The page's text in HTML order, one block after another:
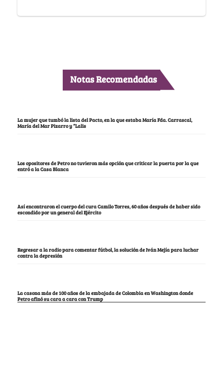
Notas Recomendadas
La mujer que tumbó la lista del Pacto, en la que estaba María Fda. Carrascal,
María del Mar Pizarro y “Lalis
Los opositores de Petro no tuvieron más opción que criticar la puerta por la que
entró a la Casa Blanca
Así encontraron el cuerpo del cura Camilo Torres, 60 años después de haber sido
escondido por un general del Ejército
Regresar a la radio para comentar fútbol, la solución de Iván Mejía para luchar
contra la depresión
La casona más de 100 años de la embajada de Colombia en Washington donde
Petro afinó su cara a cara con Trump